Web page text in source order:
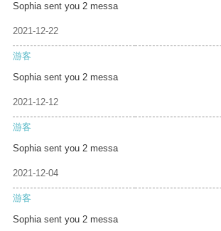
Sophia sent you 2 messa
2021-12-22
游客
Sophia sent you 2 messa
2021-12-12
游客
Sophia sent you 2 messa
2021-12-04
游客
Sophia sent you 2 messa